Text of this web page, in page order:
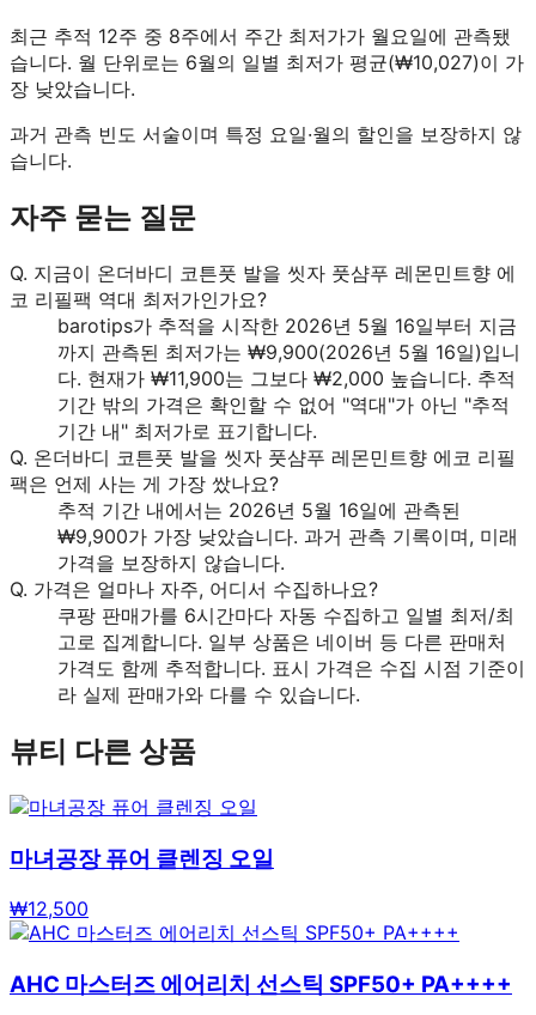
최근 추적 12주 중 8주에서 주간 최저가가 월요일에 관측됐
습니다. 월 단위로는 6월의 일별 최저가 평균(₩10,027)이 가
장 낮았습니다.
과거 관측 빈도 서술이며 특정 요일·월의 할인을 보장하지 않
습니다.
자주 묻는 질문
Q. 지금이 온더바디 코튼풋 발을 씻자 풋샴푸 레몬민트향 에
코 리필팩 역대 최저가인가요?
barotips가 추적을 시작한 2026년 5월 16일부터 지금
까지 관측된 최저가는 ₩9,900(2026년 5월 16일)입니
다. 현재가 ₩11,900는 그보다 ₩2,000 높습니다. 추적
기간 밖의 가격은 확인할 수 없어 "역대"가 아닌 "추적
기간 내" 최저가로 표기합니다.
Q. 온더바디 코튼풋 발을 씻자 풋샴푸 레몬민트향 에코 리필
팩은 언제 사는 게 가장 쌌나요?
추적 기간 내에서는 2026년 5월 16일에 관측된
₩9,900가 가장 낮았습니다. 과거 관측 기록이며, 미래
가격을 보장하지 않습니다.
Q. 가격은 얼마나 자주, 어디서 수집하나요?
쿠팡 판매가를 6시간마다 자동 수집하고 일별 최저/최
고로 집계합니다. 일부 상품은 네이버 등 다른 판매처
가격도 함께 추적합니다. 표시 가격은 수집 시점 기준이
라 실제 판매가와 다를 수 있습니다.
뷰티 다른 상품
마녀공장 퓨어 클렌징 오일
₩12,500
AHC 마스터즈 에어리치 선스틱 SPF50+ PA++++